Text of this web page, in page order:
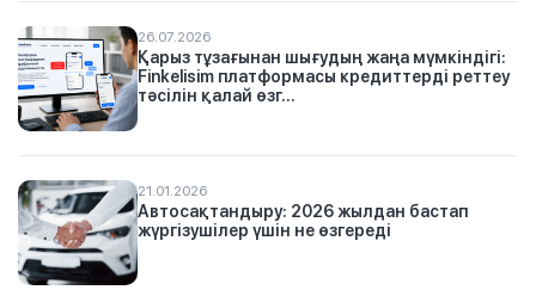
26.07.2026
Қарыз тұзағынан шығудың жаңа мүмкіндігі:
Finkelisim платформасы кредиттерді реттеу
тәсілін қалай өзг...
21.01.2026
Автосақтандыру: 2026 жылдан бастап
жүргізушілер үшін не өзгереді